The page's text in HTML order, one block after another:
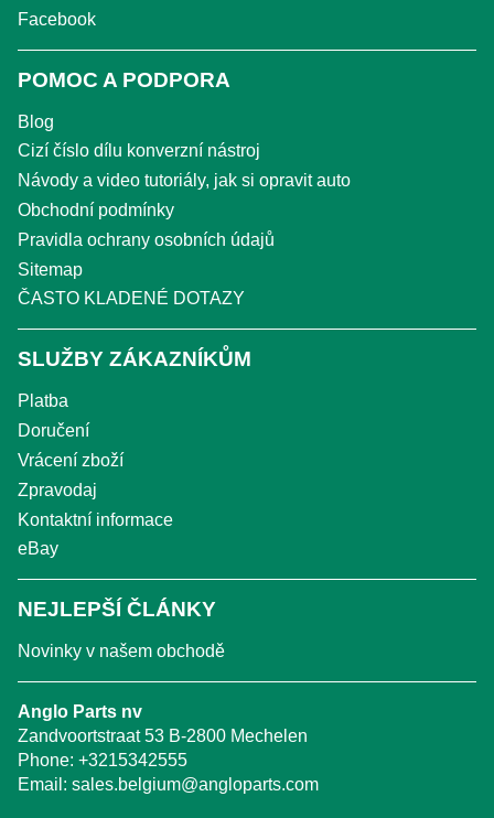
Facebook
POMOC A PODPORA
Blog
Cizí číslo dílu konverzní nástroj
Návody a video tutoriály, jak si opravit auto
Obchodní podmínky
Pravidla ochrany osobních údajů
Sitemap
ČASTO KLADENÉ DOTAZY
SLUŽBY ZÁKAZNÍKŮM
Platba
Doručení
Vrácení zboží
Zpravodaj
Kontaktní informace
eBay
NEJLEPŠÍ ČLÁNKY
Novinky v našem obchodě
Anglo Parts nv
Zandvoortstraat 53 B-2800 Mechelen
Phone: +3215342555
Email: sales.belgium@angloparts.com